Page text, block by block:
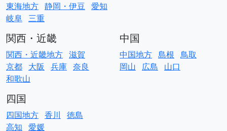
東海地方 静岡・伊豆 愛知
岐阜 三重
関西・近畿
関西・近畿地方 滋賀
京都 大阪 兵庫 奈良
和歌山
中国
中国地方 島根 鳥取
岡山
広島 山口
四国
四国地方 香川
徳島
高知 愛媛